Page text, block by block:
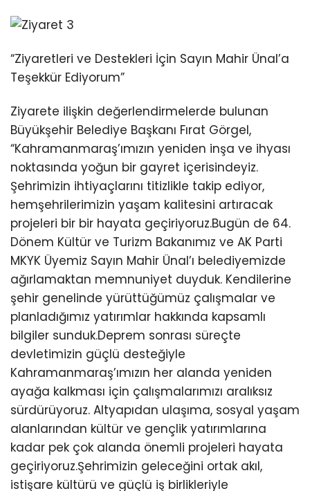
“Ziyaretleri ve Destekleri İçin Sayın Mahir Ünal’a
Teşekkür Ediyorum”
Ziyarete ilişkin değerlendirmelerde bulunan
Büyükşehir Belediye Başkanı Fırat Görgel,
“Kahramanmaraş’ımızın yeniden inşa ve ihyası
noktasında yoğun bir gayret içerisindeyiz.
Şehrimizin ihtiyaçlarını titizlikle takip ediyor,
hemşehrilerimizin yaşam kalitesini artıracak
projeleri bir bir hayata geçiriyoruz.Bugün de 64.
Dönem Kültür ve Turizm Bakanımız ve AK Parti
MKYK Üyemiz Sayın Mahir Ünal’ı belediyemizde
ağırlamaktan memnuniyet duyduk. Kendilerine
şehir genelinde yürüttüğümüz çalışmalar ve
planladığımız yatırımlar hakkında kapsamlı
bilgiler sunduk.Deprem sonrası süreçte
devletimizin güçlü desteğiyle
Kahramanmaraş’ımızın her alanda yeniden
ayağa kalkması için çalışmalarımızı aralıksız
sürdürüyoruz. Altyapıdan ulaşıma, sosyal yaşam
alanlarından kültür ve gençlik yatırımlarına
kadar pek çok alanda önemli projeleri hayata
geçiriyoruz.Şehrimizin geleceğini ortak akıl,
istişare kültürü ve güçlü iş birlikleriyle